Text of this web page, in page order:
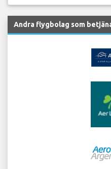
Andra flygbolag som